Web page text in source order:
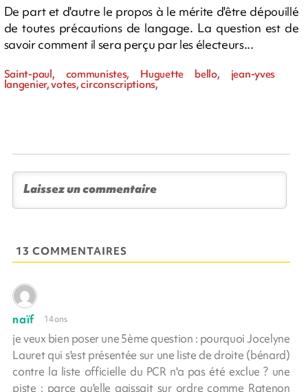
De part et d'autre le propos à le mérite d'être dépouillé
de toutes précautions de langage. La question est de
savoir comment il sera perçu par les électeurs...
Saint-paul, communistes, Huguette bello, jean-yves
langenier, votes, circonscriptions,
13 COMMENTAIRES
naïf 14 ans
je veux bien poser une 5ème question : pourquoi Jocelyne
Lauret qui s'est présentée sur une liste de droite (bénard)
contre la liste officielle du PCR n'a pas été exclue ? une
piste : parce qu'elle agissait sur ordre comme Ratenon